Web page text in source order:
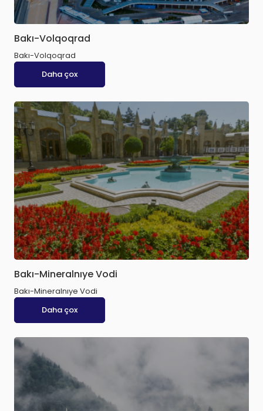
Bakı-Volqoqrad
Bakı-Volqoqrad
Daha çox
Bakı-Mineralnıye Vodi
Bakı-Mineralnıye Vodi
Daha çox